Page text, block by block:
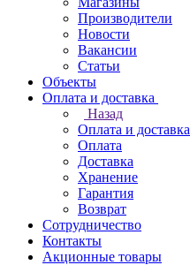
Производители
Новости
Вакансии
Статьи
Объекты
Оплата и доставка
Назад
Оплата и доставка
Оплата
Доставка
Хранение
Гарантия
Возврат
Сотрудничество
Контакты
Акционные товары